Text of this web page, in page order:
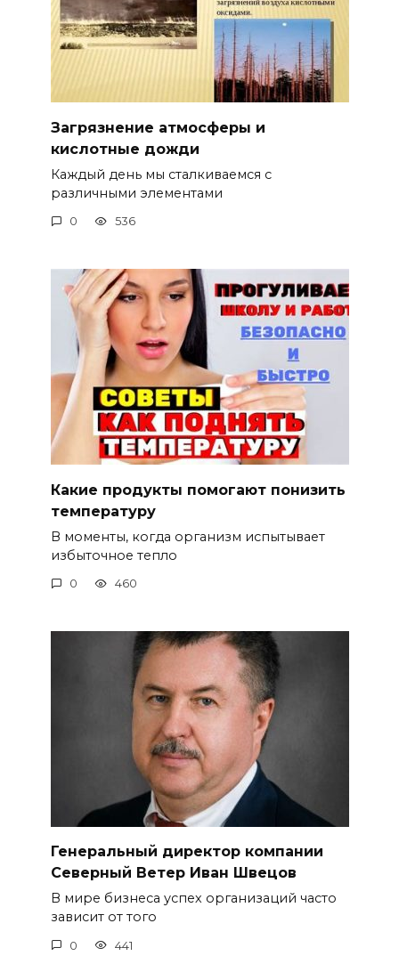
Загрязнение атмосферы и
кислотные дожди
Каждый день мы сталкиваемся с
различными элементами
0 536
Какие продукты помогают понизить
температуру
В моменты, когда организм испытывает
избыточное тепло
0 460
Генеральный директор компании
Северный Ветер Иван Швецов
В мире бизнеса успех организаций часто
зависит от того
0 441